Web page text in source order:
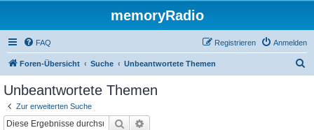
memoryRadio
FAQ Anmelden
Registrieren
Foren-Übersicht Suche Unbeantwortete Themen
Unbeantwortete Themen
Zur erweiterten Suche
Suche